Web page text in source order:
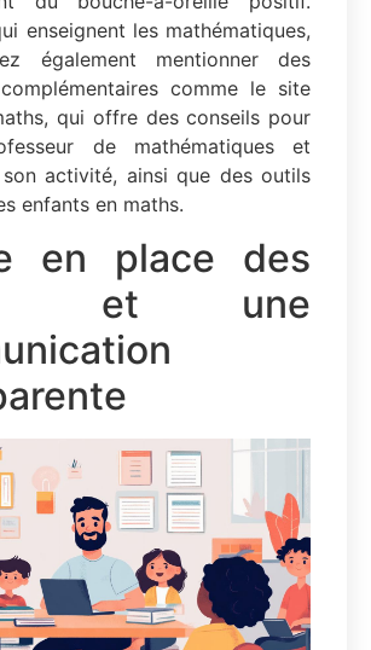
enseignent les mathématiques,
également mentionner des
comme le site
qui offre des conseils pour
de mathématiques et
activité, ainsi que des outils
enfants en maths.
en place des
et une